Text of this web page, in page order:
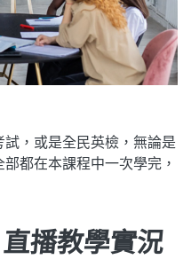
，或是全民英檢，無論是
都在本課程中一次學完，
播教學實況